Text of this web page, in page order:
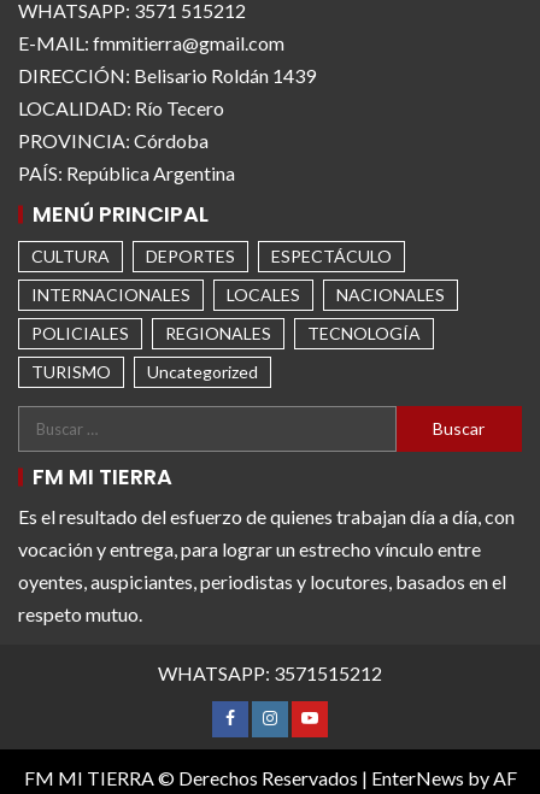
WHATSAPP: 3571 515212
E-MAIL: fmmitierra@gmail.com
DIRECCIÓN: Belisario Roldán 1439
LOCALIDAD: Río Tecero
PROVINCIA: Córdoba
PAÍS: República Argentina
MENÚ PRINCIPAL
CULTURA DEPORTES
ESPECTÁCULO
INTERNACIONALES
LOCALES
NACIONALES
POLICIALES
REGIONALES
TECNOLOGÍA
TURISMO
Uncategorized
FM MI TIERRA
Es el resultado del esfuerzo de quienes trabajan día a día, con
vocación y entrega, para lograr un estrecho vínculo entre
oyentes, auspiciantes, periodistas y locutores, basados en el
respeto mutuo.
WHATSAPP: 3571515212
FM MI TIERRA © Derechos Reservados | EnterNews by AF